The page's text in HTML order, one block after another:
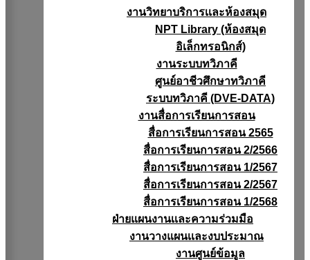
งานวิทยาบริการเเละห้องสมุด
NPT Library (ห้องสมุด
อิเล็กทรอนิกส์)
งานระบบทวิภาคี
ศูนย์อาชีวศึกษาทวิภาคี
ระบบทวิภาคี (DVE-DATA)
งานสื่อการเรียนการสอน
สื่อการเรียนการสอน 2565
สื่อการเรียนการสอน 2/2566
สื่อการเรียนการสอน 1/2567
สื่อการเรียนการสอน 2/2567
สื่อการเรียนการสอน 1/2568
ฝ่ายแผนงานเเละความร่วมมือ
งานวางแผนเเละงบประมาณ
งานศูนย์ข้อมูล